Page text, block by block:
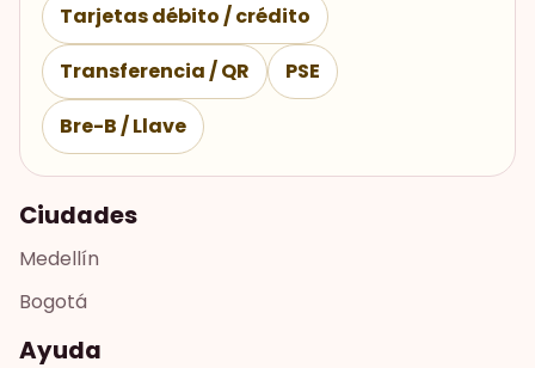
Tarjetas débito / crédito
Transferencia / QR
PSE
Bre-B / Llave
Ciudades
Medellín
Bogotá
Ayuda